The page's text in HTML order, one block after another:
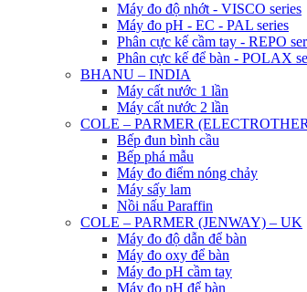
Máy đo độ nhớt - VISCO series
Máy đo pH - EC - PAL series
Phân cực kế cầm tay - REPO
Phân cực kế để bàn - POLAX
BHANU – INDIA
Máy cất nước 1 lần
Máy cất nước 2 lần
COLE – PARMER
Bếp đun bình cầu
Bếp phá mẫu
Máy đo điểm nóng chảy
Máy sấy lam
Nồi nấu Paraffin
COLE – PARMER (JENWAY) – UK
Máy đo độ dẫn để bàn
Máy đo oxy để bàn
Máy đo pH cầm tay
Máy đo pH để bàn